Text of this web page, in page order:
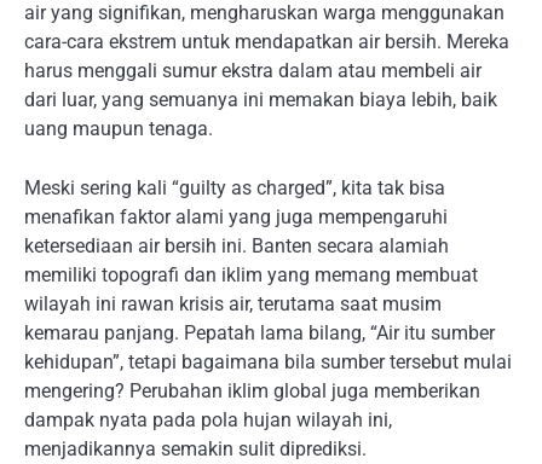
air yang signifikan, mengharuskan warga menggunakan
cara-cara ekstrem untuk mendapatkan air bersih. Mereka
harus menggali sumur ekstra dalam atau membeli air
dari luar, yang semuanya ini memakan biaya lebih, baik
uang maupun tenaga.
Meski sering kali “guilty as charged”, kita tak bisa
menafikan faktor alami yang juga mempengaruhi
ketersediaan air bersih ini. Banten secara alamiah
memiliki topografi dan iklim yang memang membuat
wilayah ini rawan krisis air, terutama saat musim
kemarau panjang. Pepatah lama bilang, “Air itu sumber
kehidupan”, tetapi bagaimana bila sumber tersebut mulai
mengering? Perubahan iklim global juga memberikan
dampak nyata pada pola hujan wilayah ini,
menjadikannya semakin sulit diprediksi.